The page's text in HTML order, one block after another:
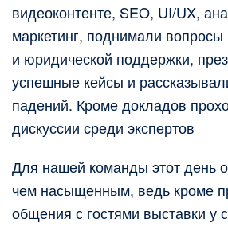
видеоконтенте, SEO, UI/UX,
маркетинг, поднимали
и юридической поддержки,
успешные кейсы и
падений. Кроме докладов
дискуссии среди экспертов
Для нашей команды этот день
чем насыщенным, ведь кроме
общения с гостями выставки у